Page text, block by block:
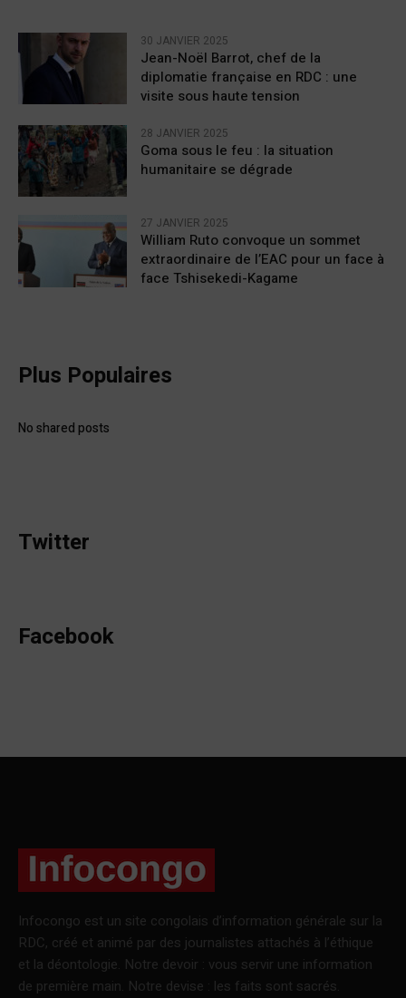
30 JANVIER 2025
Jean-Noël Barrot, chef de la
diplomatie française en RDC : une
visite sous haute tension
28 JANVIER 2025
Goma sous le feu : la situation
humanitaire se dégrade
27 JANVIER 2025
William Ruto convoque un sommet
extraordinaire de l’EAC pour un face à
face Tshisekedi-Kagame
Plus Populaires
No shared posts
Twitter
Facebook
Infocongo est un site congolais d’information générale sur la
RDC, créé et animé par des journalistes attachés à l’éthique
et la déontologie. Notre devoir : vous servir une information
de première main. Notre devise : les faits sont sacrés.